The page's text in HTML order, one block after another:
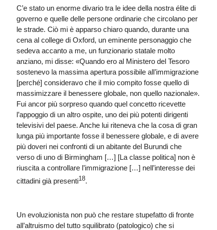
C’e stato un enorme divario tra le idee della nostra élite di
governo e quelle delle persone ordinarie che circolano per
le strade. Ciò mi è apparso chiaro quando, durante una
cena al college di Oxford, un eminente personaggio che
sedeva accanto a me, un funzionario statale molto
anziano, mi disse: «Quando ero al Ministero del Tesoro
sostenevo la massima apertura possibile all’immigrazione
[perché] consideravo che il mio compito fosse quello di
massimizzare il benessere globale, non quello nazionale».
Fui ancor più sorpreso quando quel concetto ricevette
l’appoggio di un altro ospite, uno dei più potenti dirigenti
televisivi del paese. Anche lui riteneva che la cosa di gran
lunga più importante fosse il benessere globale, e di avere
più doveri nei confronti di un abitante del Burundi che
verso di uno di Birmingham […] [La classe politica] non è
riuscita a controllare l’immigrazione […] nell’interesse dei
cittadini già presenti18.
Un evoluzionista non può che restare stupefatto di fronte
all’altruismo del tutto squilibrato (patologico) che si